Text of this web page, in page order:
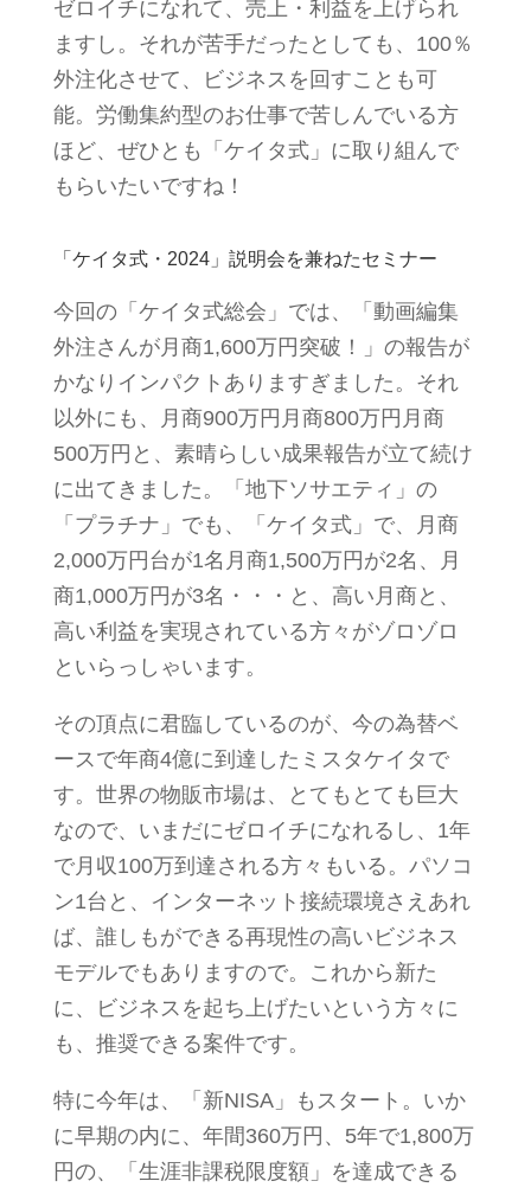
ゼロイチになれて、売上・利益を上げられ
ますし。それが苦手だったとしても、100％
外注化させて、ビジネスを回すことも可
能。労働集約型のお仕事で苦しんでいる方
ほど、ぜひとも「ケイタ式」に取り組んで
もらいたいですね！
「ケイタ式・2024」説明会を兼ねたセミナー
今回の「ケイタ式総会」では、「動画編集
外注さんが月商1,600万円突破！」の報告が
かなりインパクトありますぎました。それ
以外にも、月商900万円月商800万円月商
500万円と、素晴らしい成果報告が立て続け
に出てきました。「地下ソサエティ」の
「プラチナ」でも、「ケイタ式」で、月商
2,000万円台が1名月商1,500万円が2名、月
商1,000万円が3名・・・と、高い月商と、
高い利益を実現されている方々がゾロゾロ
といらっしゃいます。
その頂点に君臨しているのが、今の為替ベ
ースで年商4億に到達したミスタケイタで
す。世界の物販市場は、とてもとても巨大
なので、いまだにゼロイチになれるし、1年
で月収100万到達される方々もいる。パソコ
ン1台と、インターネット接続環境さえあれ
ば、誰しもができる再現性の高いビジネス
モデルでもありますので。これから新た
に、ビジネスを起ち上げたいという方々に
も、推奨できる案件です。
特に今年は、「新NISA」もスタート。いか
に早期の内に、年間360万円、5年で1,800万
円の、「生涯非課税限度額」を達成できる